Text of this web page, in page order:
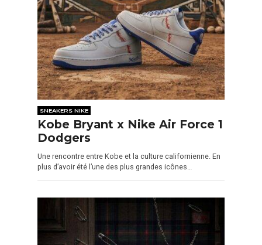
SNEAKERS NIKE
Kobe Bryant x Nike Air Force 1
Dodgers
Une rencontre entre Kobe et la culture californienne. En
plus d’avoir été l’une des plus grandes icônes…